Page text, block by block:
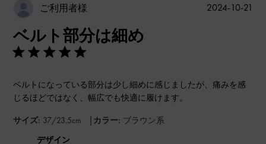
ご利用者様
ベルト部分は細め
ベルトになっている部分は少し細めに感じましたが、痛みを感
じるほどではなく、幅広でも快適に履けます。
サイズ: 37/23.5cm | カラー: ブラウン系
デザイン
2024-10-21